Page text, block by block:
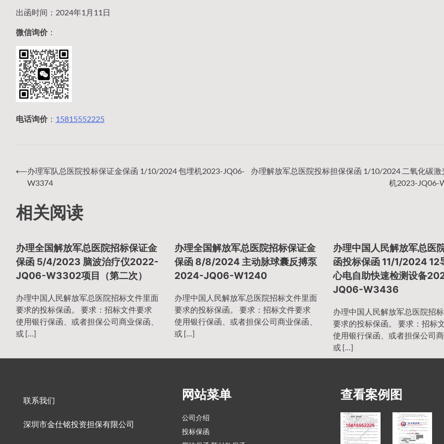
出函时间：2024年1月11日
微信询价：
电话询价： 15815552225
文
章
导
航
⟵办理军队总医院投标保证金保函 1/10/2024 包埋机2023-JQ06-
W3374
办理解放军总医院投标担保保函 1/10/2024 二氧化碳激
机2023-JQ06-
相关阅读
办理全国解放军总医院招标保证金
保函 5/4/2023 脑波治疗仪2022-
JQ06-W3302项目（第二次）
办理中国人民解放军总医院招标文件里面
要求的投标保函。 要求：招标文件要求
使用银行保函、或者担保公司商业保函、
或 […]
办理全国解放军总医院招标保证金
保函 8/8/2024 主动脉球囊反搏泵
2024-JQ06-W1240
办理中国人民解放军总医院招标文件里面
要求的投标保函。 要求：招标文件要求
使用银行保函、或者担保公司商业保函、
或 […]
办理中国人民解放军总医
函投标保函 11/1/2024 12
心电自助快速检测设备
JQ06-W3436
办理中国人民解放军总医院招
要求的投标保函。 要求：招标
使用银行保函、或者担保公司商
或 […]
联系我们
深圳市金仕铭投资担保有限公司
网站菜单
公司介绍
投标保函
查看案例图